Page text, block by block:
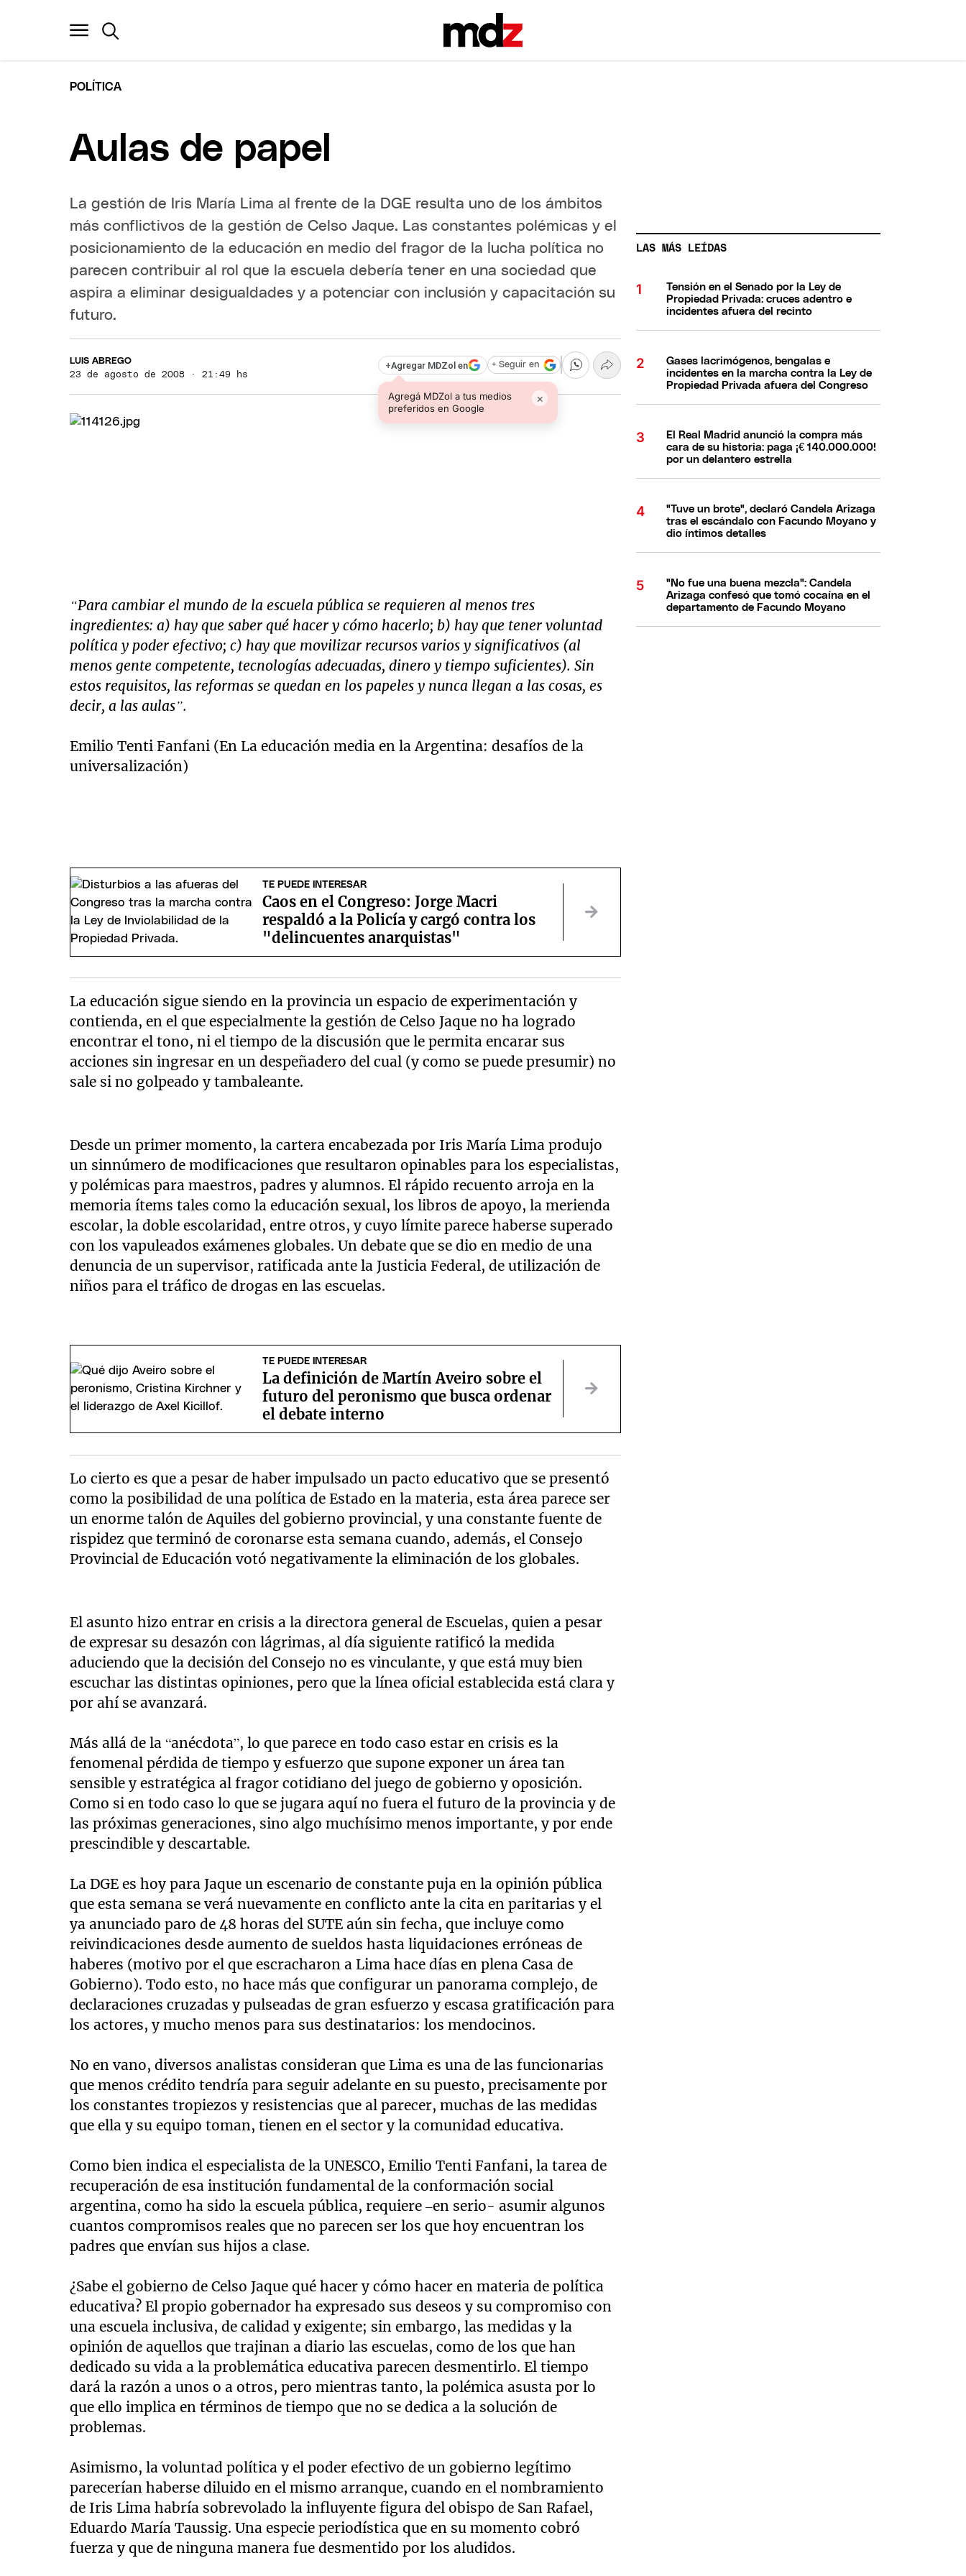
POLÍTICA
Aulas de papel
La gestión de Iris María Lima al frente de la DGE resulta uno de los ámbitos
más conflictivos de la gestión de Celso Jaque. Las constantes polémicas y el
posicionamiento de la educación en medio del fragor de la lucha política no
parecen contribuir al rol que la escuela debería tener en una sociedad que
aspira a eliminar desigualdades y a potenciar con inclusión y capacitación su
futuro.
LUIS ABREGO
23 de agosto de 2008 · 21:49 hs
+Agregar MDZol en
Agregá MDZol a tus medios
preferidos en Google
×
+ Seguir en
“Para cambiar el mundo de la escuela pública se requieren al menos tres
ingredientes: a) hay que saber qué hacer y cómo hacerlo; b) hay que tener voluntad
política y poder efectivo; c) hay que movilizar recursos varios y significativos (al
menos gente competente, tecnologías adecuadas, dinero y tiempo suficientes). Sin
estos requisitos, las reformas se quedan en los papeles y nunca llegan a las cosas, es
decir, a las aulas”.
Emilio Tenti Fanfani (En La educación media en la Argentina: desafíos de la
universalización)
TE PUEDE INTERESAR
Caos en el Congreso: Jorge Macri
respaldó a la Policía y cargó contra los
"delincuentes anarquistas"
La educación sigue siendo en la provincia un espacio de experimentación y
contienda, en el que especialmente la gestión de Celso Jaque no ha logrado
encontrar el tono, ni el tiempo de la discusión que le permita encarar sus
acciones sin ingresar en un despeñadero del cual (y como se puede presumir) no
sale si no golpeado y tambaleante.
Desde un primer momento, la cartera encabezada por Iris María Lima produjo
un sinnúmero de modificaciones que resultaron opinables para los especialistas,
y polémicas para maestros, padres y alumnos. El rápido recuento arroja en la
memoria ítems tales como la educación sexual, los libros de apoyo, la merienda
escolar, la doble escolaridad, entre otros, y cuyo límite parece haberse superado
con los vapuleados exámenes globales. Un debate que se dio en medio de una
denuncia de un supervisor, ratificada ante la Justicia Federal, de utilización de
niños para el tráfico de drogas en las escuelas.
TE PUEDE INTERESAR
La definición de Martín Aveiro sobre el
futuro del peronismo que busca ordenar
el debate interno
Lo cierto es que a pesar de haber impulsado un pacto educativo que se presentó
como la posibilidad de una política de Estado en la materia, esta área parece ser
un enorme talón de Aquiles del gobierno provincial, y una constante fuente de
rispidez que terminó de coronarse esta semana cuando, además, el Consejo
Provincial de Educación votó negativamente la eliminación de los globales.
El asunto hizo entrar en crisis a la directora general de Escuelas, quien a pesar
de expresar su desazón con lágrimas, al día siguiente ratificó la medida
aduciendo que la decisión del Consejo no es vinculante, y que está muy bien
escuchar las distintas opiniones, pero que la línea oficial establecida está clara y
por ahí se avanzará.
Más allá de la “anécdota”, lo que parece en todo caso estar en crisis es la
fenomenal pérdida de tiempo y esfuerzo que supone exponer un área tan
sensible y estratégica al fragor cotidiano del juego de gobierno y oposición.
Como si en todo caso lo que se jugara aquí no fuera el futuro de la provincia y de
las próximas generaciones, sino algo muchísimo menos importante, y por ende
prescindible y descartable.
La DGE es hoy para Jaque un escenario de constante puja en la opinión pública
que esta semana se verá nuevamente en conflicto ante la cita en paritarias y el
ya anunciado paro de 48 horas del SUTE aún sin fecha, que incluye como
reivindicaciones desde aumento de sueldos hasta liquidaciones erróneas de
haberes (motivo por el que escracharon a Lima hace días en plena Casa de
Gobierno). Todo esto, no hace más que configurar un panorama complejo, de
declaraciones cruzadas y pulseadas de gran esfuerzo y escasa gratificación para
los actores, y mucho menos para sus destinatarios: los mendocinos.
No en vano, diversos analistas consideran que Lima es una de las funcionarias
que menos crédito tendría para seguir adelante en su puesto, precisamente por
los constantes tropiezos y resistencias que al parecer, muchas de las medidas
que ella y su equipo toman, tienen en el sector y la comunidad educativa.
Como bien indica el especialista de la UNESCO, Emilio Tenti Fanfani, la tarea de
recuperación de esa institución fundamental de la conformación social
argentina, como ha sido la escuela pública, requiere –en serio- asumir algunos
cuantos compromisos reales que no parecen ser los que hoy encuentran los
padres que envían sus hijos a clase.
¿Sabe el gobierno de Celso Jaque qué hacer y cómo hacer en materia de política
educativa? El propio gobernador ha expresado sus deseos y su compromiso con
una escuela inclusiva, de calidad y exigente; sin embargo, las medidas y la
opinión de aquellos que trajinan a diario las escuelas, como de los que han
dedicado su vida a la problemática educativa parecen desmentirlo. El tiempo
dará la razón a unos o a otros, pero mientras tanto, la polémica asusta por lo
que ello implica en términos de tiempo que no se dedica a la solución de
problemas.
Asimismo, la voluntad política y el poder efectivo de un gobierno legítimo
parecerían haberse diluido en el mismo arranque, cuando en el nombramiento
de Iris Lima habría sobrevolado la influyente figura del obispo de San Rafael,
Eduardo María Taussig. Una especie periodística que en su momento cobró
fuerza y que de ninguna manera fue desmentido por los aludidos.
LAS MÁS LEÍDAS
Tensión en el Senado por la Ley de
Propiedad Privada: cruces adentro e
incidentes afuera del recinto
Gases lacrimógenos, bengalas e
incidentes en la marcha contra la Ley de
Propiedad Privada afuera del Congreso
El Real Madrid anunció la compra más
cara de su historia: paga ¡€ 140.000.000!
por un delantero estrella
"Tuve un brote", declaró Candela Arizaga
tras el escándalo con Facundo Moyano y
dio íntimos detalles
"No fue una buena mezcla": Candela
Arizaga confesó que tomó cocaína en el
departamento de Facundo Moyano